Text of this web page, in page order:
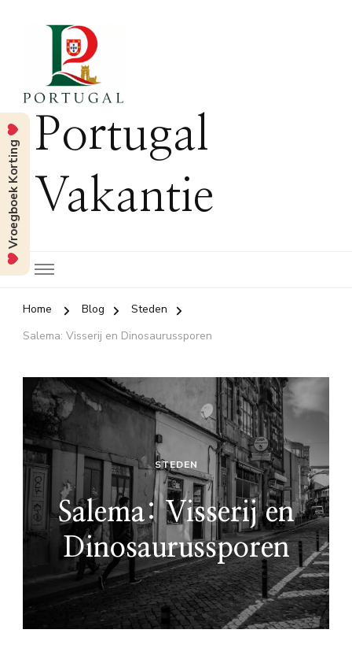
Portugal
Vakantie
Home Blog
Steden
Salema: Visserij en Dinosaurussporen
STEDEN
Salema: Visserij en
Dinosaurussporen
Vroegboek Korting